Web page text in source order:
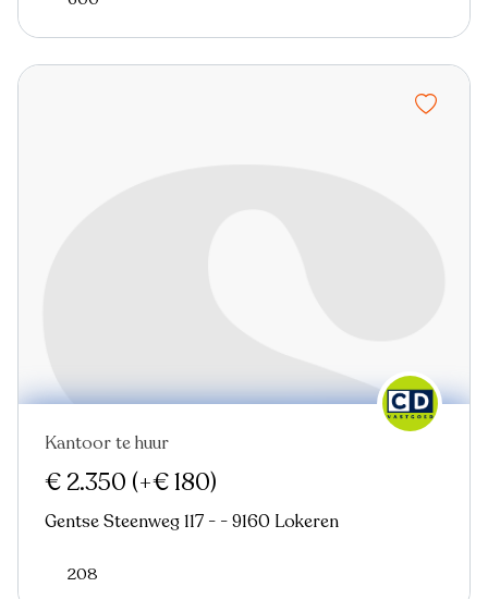
Kantoor te huur
€ 2.350 (+€ 180)
Gentse Steenweg 117 - - 9160 Lokeren
208